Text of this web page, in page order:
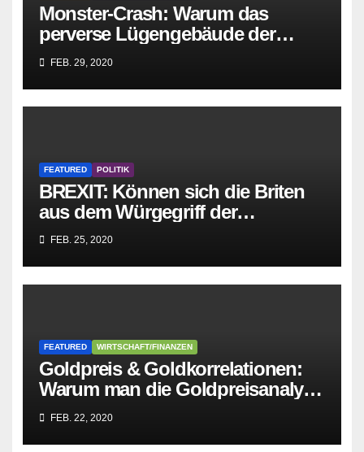
Monster-Crash: Warum das
perverse Lügengebäude der
Sozialisten in sich
zusammenbricht!
FEB. 29, 2020
FEATURED POLITIK
BREXIT: Können sich die Briten
aus dem Würgegriff der
parasitären EU-Mafia befreien?
FEB. 25, 2020
FEATURED WIRTSCHAFT/FINANZEN
Goldpreis & Goldkorrelationen:
Warum man die Goldpreisanalyse
besser Profis überlässt!
FEB. 22, 2020